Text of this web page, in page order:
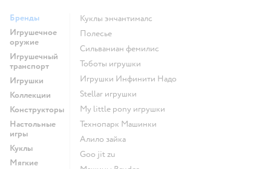
Бренды
Игрушечное
оружие
Игрушечный
транспорт
Игрушки
Коллекции
Конструкторы
Настольные
игры
Куклы
Мягкие
Куклы энчантималс
Полесье
Сильваниан фемилис
Тоботы игрушки
Игрушки Инфинити Надо
Stellar игрушки
my little pony игрушки
Технопарк Машинки
Алило зайка
Goo jit zu